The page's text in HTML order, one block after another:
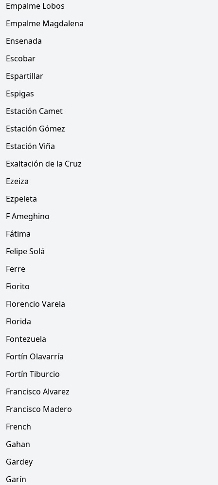
Empalme Lobos
Empalme Magdalena
Ensenada
Escobar
Espartillar
Espigas
Estación Camet
Estación Gómez
Estación Viña
Exaltación de la Cruz
Ezeiza
Ezpeleta
F Ameghino
Fátima
Felipe Solá
Ferre
Fiorito
Florencio Varela
Florida
Fontezuela
Fortín Olavarría
Fortín Tiburcio
Francisco Alvarez
Francisco Madero
French
Gahan
Gardey
Garín